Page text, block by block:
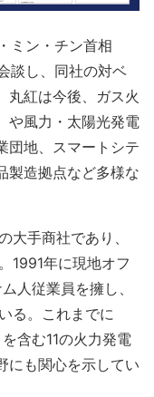
ミン・チン首相
談し、同社の対ベ
丸紅は今後、ガス火
や風力・太陽光発電
団地、スマートシテ
製造拠点など多様な
大手商社であり、
1991年に現地オフ
人従業員を擁し、
る。これまでに
含む11の火力発電
にも関心を示してい